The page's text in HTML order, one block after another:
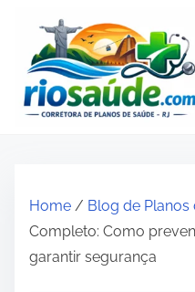
Home / Blog de Planos
Completo: Como
garantir segurança